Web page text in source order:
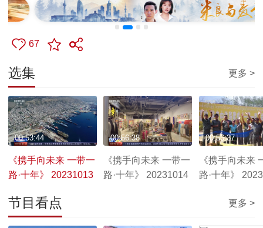
67
选集 更多 >
《携手向未来 一带一
路·十年》 20231013
00:53:44
《携手向未来 一带一
路·十年》 20231014
00:56:38
《携手向未来
路·十年》
00:56:37
节目看点 更多 >